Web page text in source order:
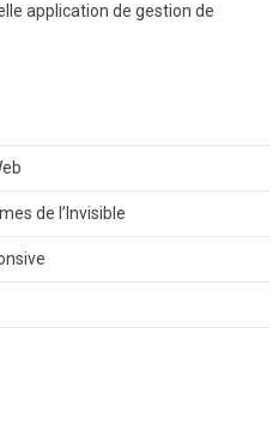
application de gestion de
de l’Invisible